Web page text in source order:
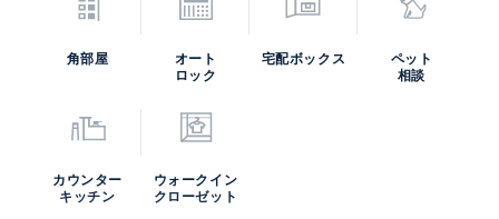
角部屋
オート
ロック
宅配ボックス
ペット
相談
カウンター
キッチン
ウォークイン
クローゼット